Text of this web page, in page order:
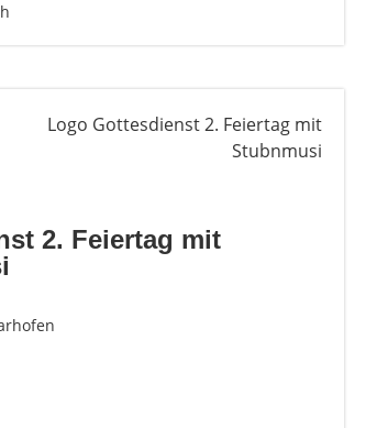
2. Feiertag mit